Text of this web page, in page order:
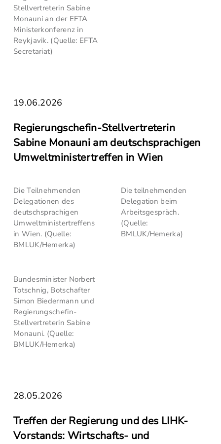
Stellvertreterin Sabine
Monauni an der EFTA
Ministerkonferenz in
Reykjavik. (Quelle: EFTA
Secretariat)
19.06.2026
Regierungschefin-Stellvertreterin
Sabine Monauni am deutschsprachigen
Umweltministertreffen in Wien
Die Teilnehmenden
Delegationen des
deutschsprachigen
Umweltministertreffens
in Wien. (Quelle:
BMLUK/Hemerka)
Die teilnehmenden
Delegation beim
Arbeitsgespräch.
(Quelle:
BMLUK/Hemerka)
Bundesminister Norbert
Totschnig, Botschafter
Simon Biedermann und
Regierungschefin-
Stellvertreterin Sabine
Monauni. (Quelle:
BMLUK/Hemerka)
28.05.2026
Treffen der Regierung und des LIHK-
Vorstands: Wirtschafts- und